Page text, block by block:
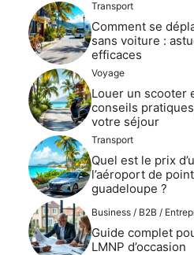
Transport
Comment se
sans voiture :
efficaces
Voyage
Louer un scooter
conseils
votre séjour
Transport
Quel est le prix
l’aéroport de
guadeloupe ?
Business / B2B /
Guide complet
LMNP d’occasion